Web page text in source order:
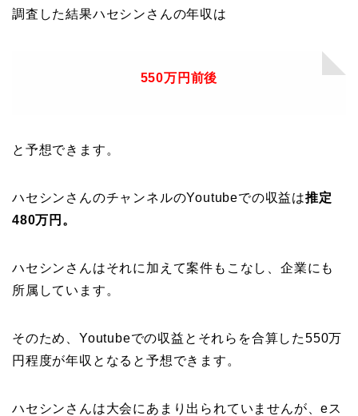
調査した結果ハセシンさんの年収は
550万円前後
と予想できます。
ハセシンさんのチャンネルのYoutubeでの収益は推定
480万円。
ハセシンさんはそれに加えて案件もこなし、企業にも
所属しています。
そのため、Youtubeでの収益とそれらを合算した550万
円程度が年収となると予想できます。
ハセシンさんは大会にあまり出られていませんが、eス